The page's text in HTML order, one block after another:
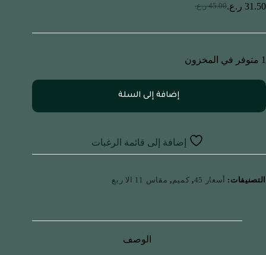
45.00 ر.ع. 31.50 ر.ع.
1 متوفر في المخزون
إضافة إلى السلة
إضافة إلى قائمة الرغبات
التصنيفات: أسعار 45 , كميم , مقاس 11 الا ربع
الوصف